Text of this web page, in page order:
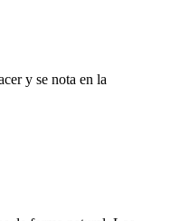
y se nota en la